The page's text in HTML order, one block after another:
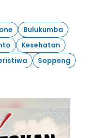
Bulukumba
Kesehatan
Soppeng